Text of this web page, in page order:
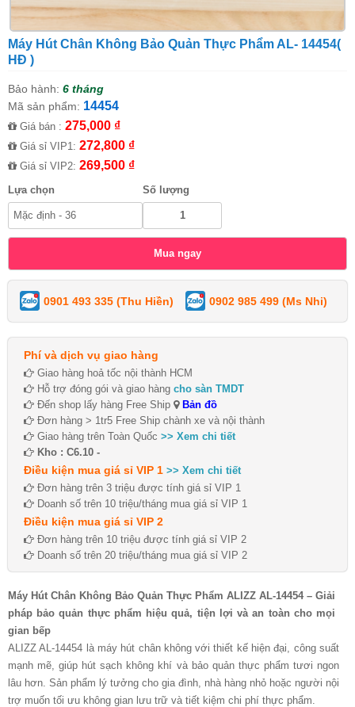
Máy Hút Chân Không Bảo Quản Thực Phẩm AL- 14454(
HĐ )
Bảo hành: 6 tháng
Mã sản phẩm: 14454
Giá bán : 275,000 ₫
Giá sỉ VIP1: 272,800 ₫
Giá sỉ VIP2: 269,500 ₫
Lựa chọn Số lượng
0901 493 335 (Thu Hiền) 0902 985 499 (Ms Nhi)
Phí và dịch vụ giao hàng
Giao hàng hoả tốc nội thành HCM
Hỗ trợ đóng gói và giao hàng cho sàn TMDT
Đến shop lấy hàng Free Ship
Bản đồ
Đơn hàng > 1tr5 Free Ship chành xe và nội thành
Giao hàng trên Toàn Quốc >> Xem chi tiết
Kho : C6.10 -
Điều kiện mua giá sỉ VIP 1 >> Xem chi tiết
Đơn hàng trên 3 triệu được tính giá sỉ VIP 1
Doanh số trên 10 triệu/tháng mua giá sỉ VIP 1
Điều kiện mua giá sỉ VIP 2
Đơn hàng trên 10 triệu được tính giá sỉ VIP 2
Doanh số trên 20 triệu/tháng mua giá sỉ VIP 2
Máy Hút Chân Không Bảo Quản Thực Phẩm ALIZZ AL-14454 – Giải
pháp bảo quản thực phẩm hiệu quả, tiện lợi và an toàn cho mọi
gian bếp
ALIZZ AL-14454 là máy hút chân không với thiết kế hiện đại, công suất
mạnh mẽ, giúp hút sạch không khí và bảo quản thực phẩm tươi ngon
lâu hơn. Sản phẩm lý tưởng cho gia đình, nhà hàng nhỏ hoặc người nội
trợ muốn tối ưu không gian lưu trữ và tiết kiệm chi phí thực phẩm.